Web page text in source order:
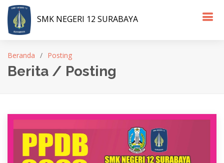
SMK NEGERI 12 SURABAYA
Beranda Posting
Berita / Posting